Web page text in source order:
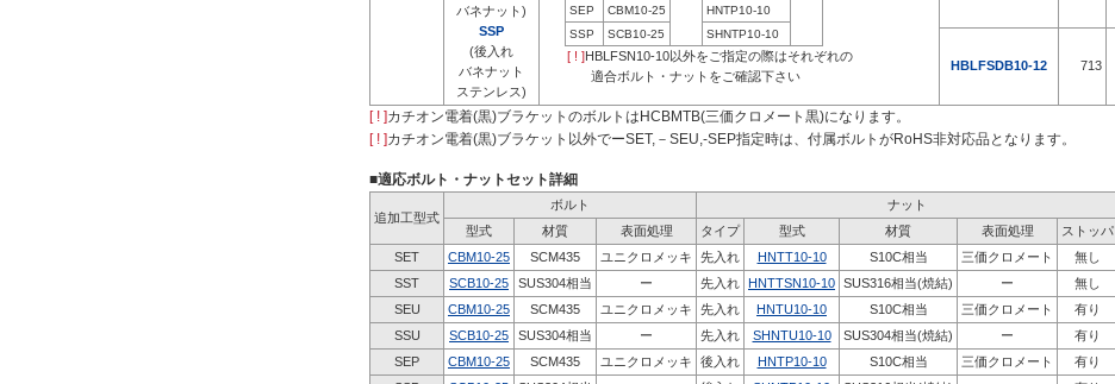
バネナット)
SSP
(後入れ
バネナット
ステンレス)
SEP
CBM10-25
HNTP10-10
SSP
SCB10-25 SHNTP10-10
[ ! ] HBLFSN10-10以外をご指定の際はそれぞれの
適合ボルト・ナットをご確認下さい
HBLFSDB10-12 713
[ ! ]カチオン電着(黒)ブラケットのボルトはHCBMTB(三価クロメート黒)になります。
[ ! ]カチオン電着(黒)ブラケット以外でーSET,－SEU,-SEP指定時は、付属ボルトがRoHS非対応品となります。
■適応ボルト・ナットセット詳細
追加工型式
ボルト
ナット
型式
材質 表面処理 タイプ 型式 材質 表面処理
ストッパ
SET
CBM10-25 SCM435 ユニクロメッキ 先入れ HNTT10-10 S10C相当 三価クロメート
無し
SST
SCB10-25 SUS304相当 ー 先入れ HNTTSN10-10 SUS316相当(焼結) ー
無し
SEU
CBM10-25 SCM435 ユニクロメッキ 先入れ HNTU10-10 S10C相当 三価クロメート
有り
SSU
SCB10-25 SUS304相当 ー 先入れ SHNTU10-10 SUS304相当(焼結) ー
有り
SEP
CBM10-25 SCM435 ユニクロメッキ 後入れ HNTP10-10 S10C相当 三価クロメート
有り